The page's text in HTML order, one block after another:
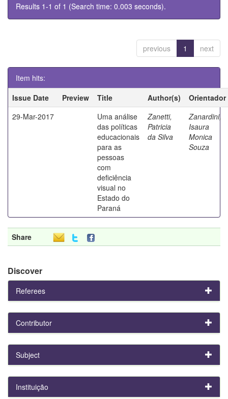
Results 1-1 of 1 (Search time: 0.003 seconds).
previous 1 next
Item hits:
Issue Date
Preview Title Author(s)
Orientador
29-Mar-2017
Uma análise
das políticas
educacionais
para as
pessoas
com
deficiência
visual no
Estado do
Paraná
Zanetti,
Patricia
da Silva
Zanardini,
Isaura
Monica
Souza
Share
Discover
Referees
Contributor
Subject
Instituição